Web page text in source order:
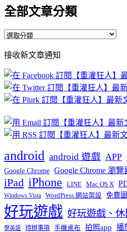
全部文章分類
全
文
章
分
類
接收新文章通知
android android 遊戲 APP
Google Chrome Google Chrome 瀏覽
iPad iPhone LINE Mac OS X
Windows Vista WordPress 網站架設 免費
好玩遊戲 好玩遊戲、休
學英語 待辦事項 手機桌布 拍照app 播